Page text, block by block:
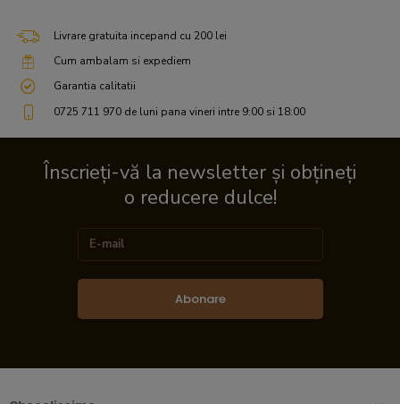
Livrare gratuita incepand cu 200 lei
Cum ambalam si expediem
Garantia calitatii
0725 711 970 de luni pana vineri intre 9:00 si 18:00
Înscrieți-vă la newsletter și obțineți
o reducere dulce!
Abonare